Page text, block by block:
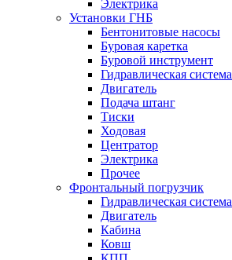
Электрика
Установки ГНБ
Бентонитовые насосы
Буровая каретка
Буровой инструмент
Гидравлическая система
Двигатель
Подача штанг
Тиски
Ходовая
Центратор
Электрика
Прочее
Фронтальный погрузчик
Гидравлическая система
Двигатель
Кабина
Ковш